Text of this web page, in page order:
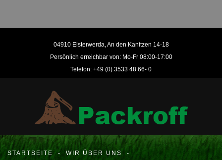
04910 Elsterwerda, An den Kanitzen 14-18
Persönlich erreichbar von: Mo-Fr 08:00-17:00
Telefon: +49 (0) 3533 48 66- 0
STARTSEITE - WIR ÜBER UNS
-